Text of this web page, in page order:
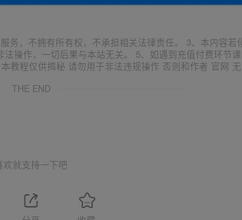
务，不拥有所有权，不承担相关法律责任。 3、本内容若
操作，一切后果与本站无关。 5、如遇到充值付费环节
教程仅供揭秘 请勿用于非法违规操作 否则和作者 官网
THE END
欢就支持一下吧